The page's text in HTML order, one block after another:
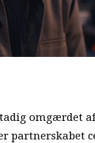
omgærdet
partnerskabet